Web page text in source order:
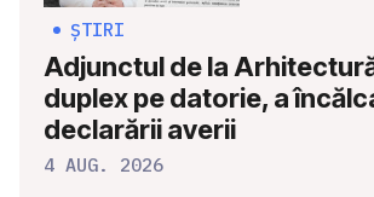
ȘTIRI
Adjunctul de la
duplex pe datorie, a
declarării averii
4 AUG. 2026